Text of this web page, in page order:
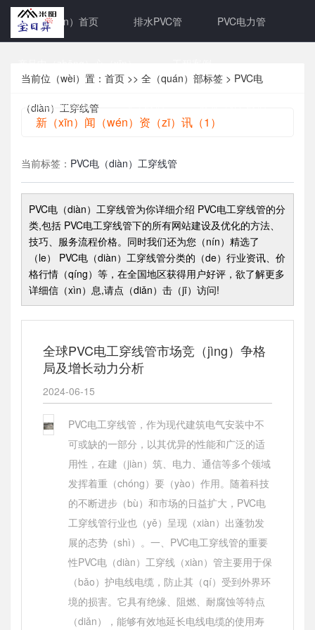
网站（zhàn）首页 排水PVC管 PVC电力管
新（xīn）闻资讯
当前位（wèi）置： 首页 >> 全（quán）部标签 > PVC电
（diàn）工穿线管
新（xīn）闻（wén）资（zī）讯（1）
当前标签： PVC电（diàn）工穿线管
PVC电（diàn）工穿线管为你详细介绍 PVC电工穿线管的分
类,包括 PVC电工穿线管下的所有网站建设及优化的方法、
技巧、服务流程价格。同时我们还为您（nín）精选了
（le） PVC电（diàn）工穿线管分类的（de）行业资讯、价
格行情（qíng）等，在全国地区获得用户好评，欲了解更多
详细信（xìn）息,请点（diǎn）击（jī）访问!
全球PVC电工穿线管市场竞（jìng）争格
局及增长动力分析
2024-06-15
PVC电工穿线管，作为现代建筑电气安装中不
可或缺的一部分，以其优异的性能和广泛的适
用性，在建（jiàn）筑、电力、通信等多个领域
发挥着重（chóng）要（yào）作用。随着科技
的不断进步（bù）和市场的日益扩大，PVC电
工穿线管行业也（yě）呈现（xiàn）出蓬勃发
展的态势（shì）。一、PVC电工穿线管的重要
性PVC电（diàn）工穿线（xiàn）管主要用于保
（bǎo）护电线电缆，防止其（qí）受到外界环
境的损害。它具有绝缘、阻燃、耐腐蚀等特点
（diǎn），能够有效地延长电线电缆的使用寿